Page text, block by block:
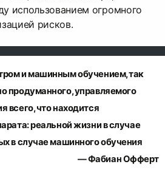
использованием огромного
рисков.
и машинным обучением, так
продуманного, управляемого
всего, что находится
реальной жизни в случае
— Фабиан Офферт